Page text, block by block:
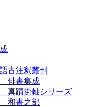
古注釈叢刊
俳書集成
真蹟掛軸シリーズ
和書之部